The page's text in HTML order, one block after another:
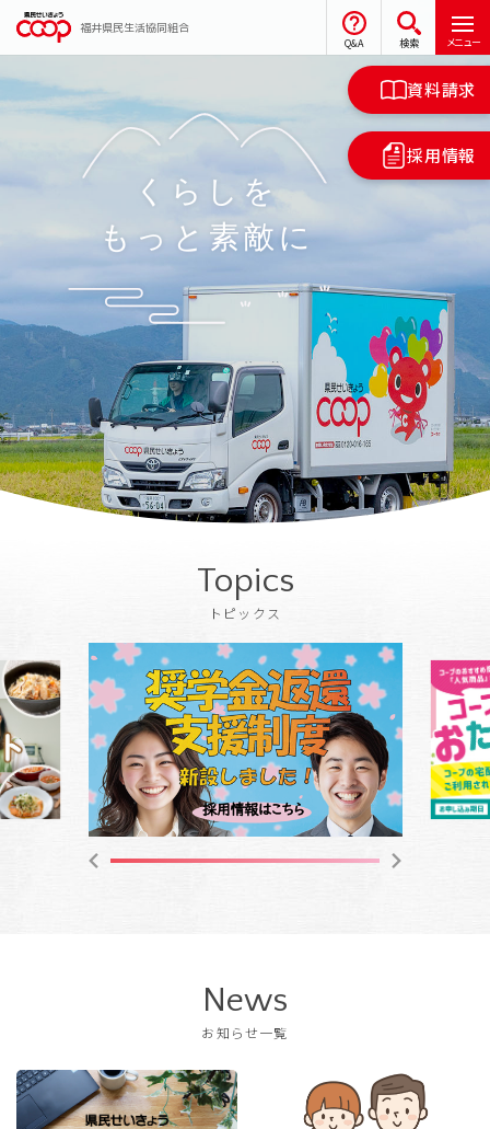
福井県民生活協同組合
Q&A 検索 メニュー
資料請求
採用情報
Topics
トピックス
News
お知らせ一覧